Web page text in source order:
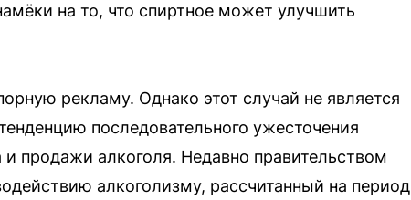
на то, что спиртное может улучшить
рекламу. Однако этот случай не является
последовательного ужесточения
продажи алкоголя. Недавно правительством
алкоголизму, рассчитанный на период